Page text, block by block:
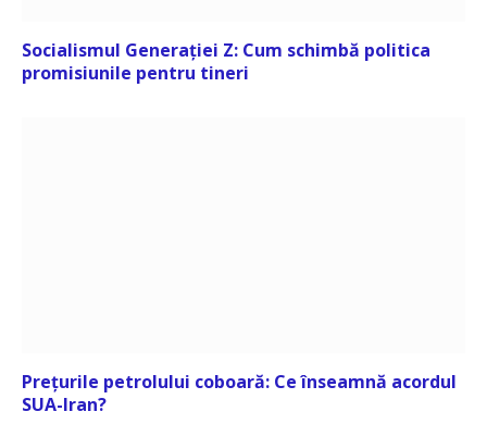
Socialismul Generației Z: Cum schimbă politica
promisiunile pentru tineri
Prețurile petrolului coboară: Ce înseamnă acordul
SUA-Iran?